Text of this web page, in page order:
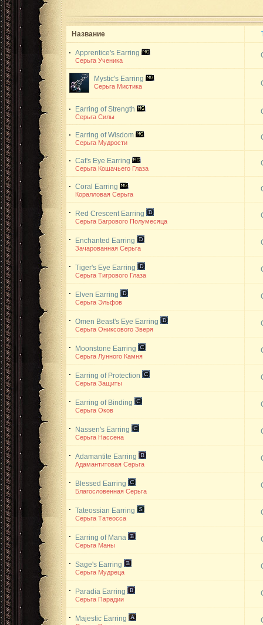
Название
Apprentice's Earring
Серьга Ученика
Mystic's Earring
Серьга Мистика
Earring of Strength
Серьга Силы
Earring of Wisdom
Серьга Мудрости
Cat's Eye Earring
Серьга Кошачьего Глаза
Coral Earring
Коралловая Серьга
Red Crescent Earring
Серьга Багрового Полумесяца
Enchanted Earring
Зачарованная Серьга
Tiger's Eye Earring
Серьга Тигрового Глаза
Elven Earring
Серьга Эльфов
Omen Beast's Eye Earring
Серьга Ониксового Зверя
Moonstone Earring
Серьга Лунного Камня
Earring of Protection
Серьга Защиты
Earring of Binding
Серьга Оков
Nassen's Earring
Серьга Нассена
Adamantite Earring
Адамантитовая Серьга
Blessed Earring
Благословенная Серьга
Tateossian Earring
Серьга Татеосса
Earring of Mana
Серьга Маны
Sage's Earring
Серьга Мудреца
Paradia Earring
Серьга Парадии
Majestic Earring